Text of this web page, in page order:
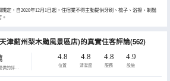
定，自2020年12月1日起，住宿業不得主動提供牙刷、梳子、浴擦、剃鬚
。
津薊州梨木颱風景區店)的真實住客評論(562)
永安旅遊評價由真實酒店住客提供的評價。
4.8
位置
4.8
清潔度
4.8
服務
4.9
設施